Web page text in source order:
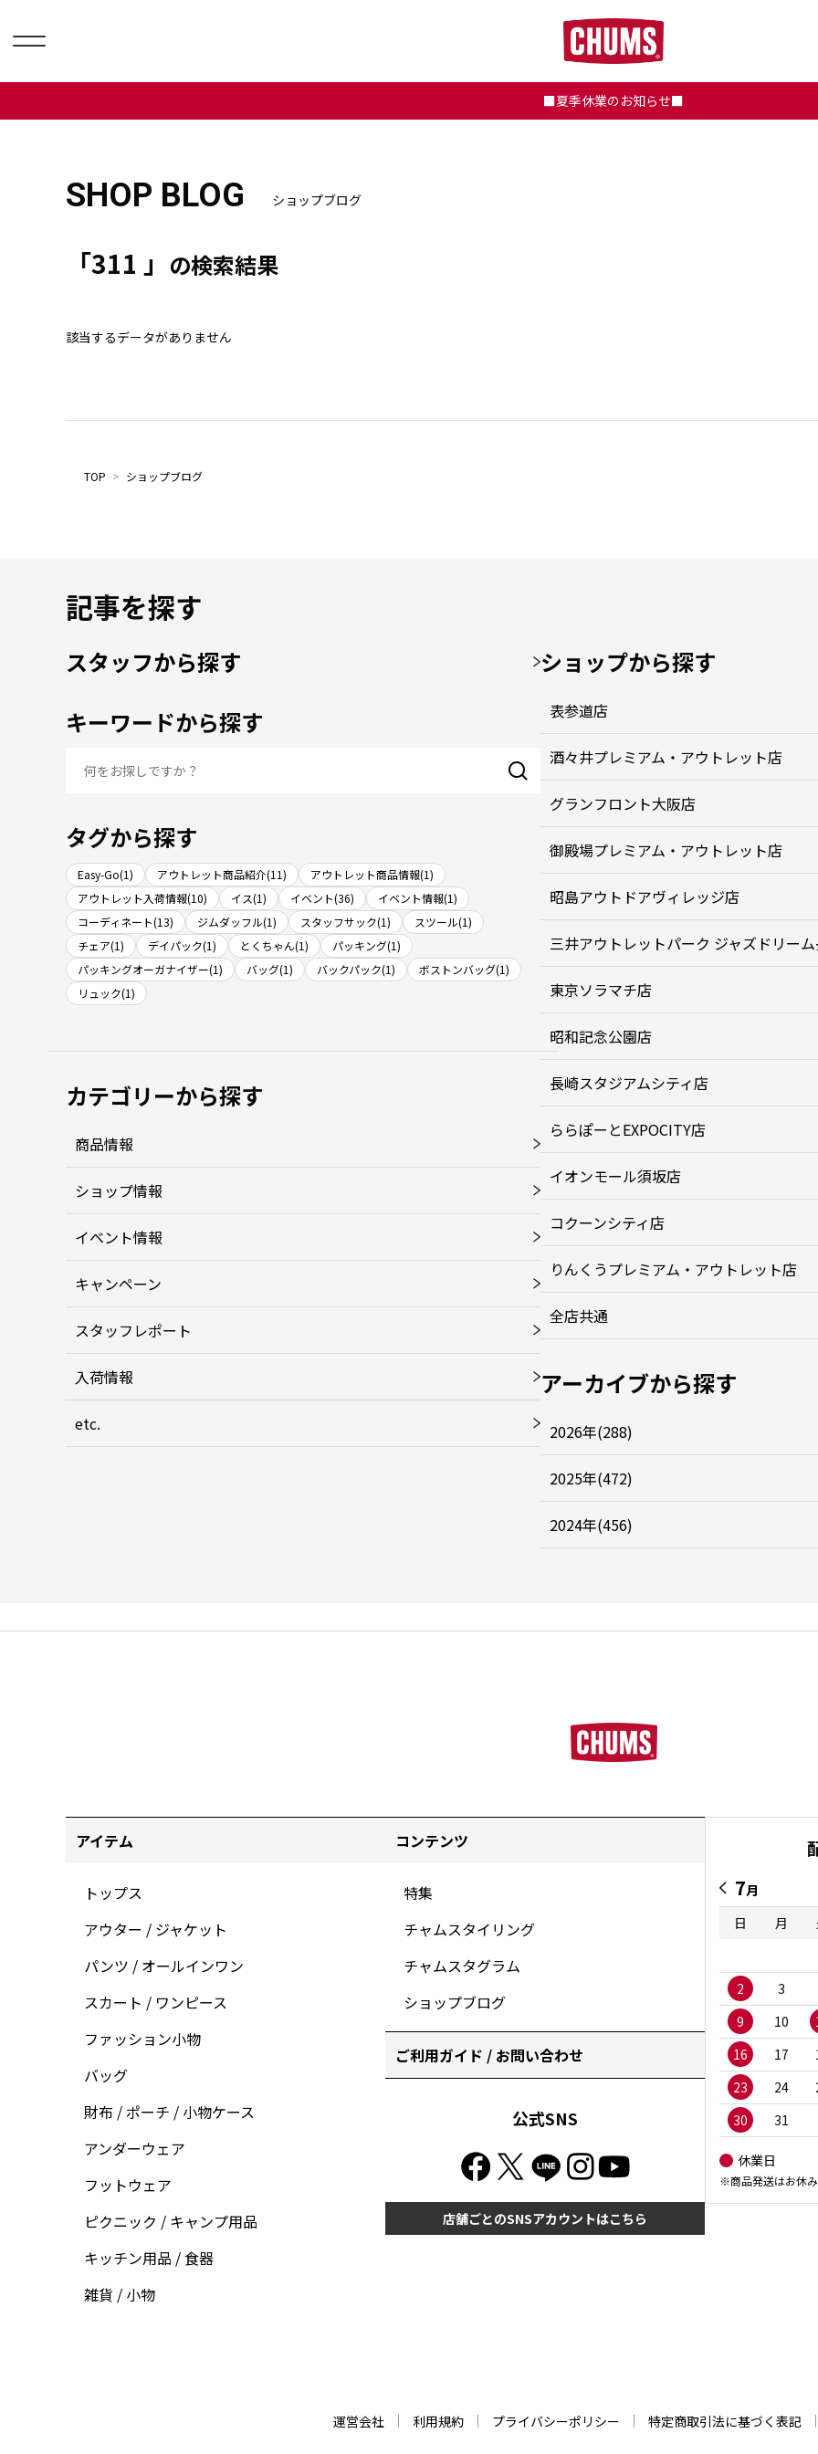
■夏季休業のお知らせ■
SHOP BLOG ショップブログ
「311 」 の検索結果
該当するデータがありません
TOP > ショップブログ
記事を探す
スタッフから探す
キーワードから探す
タグから探す
Easy-Go(1) アウトレット商品紹介(11)
アウトレット商品情報(1)
アウトレット入荷情報(10)
イス(1) イベント(36)
イベント情報(1)
コーディネート(13)
ジムダッフル(1) スタッフサック(1)
スツール(1)
チェア(1)
デイパック(1) とくちゃん(1)
パッキング(1)
パッキングオーガナイザー(1)
バッグ(1) バックパック(1)
ボストンバッグ(1)
リュック(1)
カテゴリーから探す
商品情報
ショップ情報
イベント情報
キャンペーン
スタッフレポート
入荷情報
etc.
ショップから探す
表参道店
酒々井プレミアム・アウトレット店
グランフロント大阪店
御殿場プレミアム・アウトレット店
昭島アウトドアヴィレッジ店
三井アウトレットパーク ジャズドリー
東京ソラマチ店
昭和記念公園店
長崎スタジアムシティ店
ららぽーとEXPOCITY店
イオンモール須坂店
コクーンシティ店
りんくうプレミアム・アウトレット店
全店共通
アーカイブから探す
2026年(288)
2025年(472)
2024年(456)
アイテム
トップス
アウター / ジャケット
パンツ / オールインワン
スカート / ワンピース
ファッション小物
バッグ
財布 / ポーチ / 小物ケース
アンダーウェア
フットウェア
ピクニック / キャンプ用品
キッチン用品 / 食器
雑貨 / 小物
コンテンツ
特集
チャムスタイリング
チャムスタグラム
ショップブログ
ご利用ガイド / お問い合わせ
公式SNS
店舗ごとのSNSアカウントはこちら
7月
日
月
2
3
9
10
16
17
23
24
30
31
休業日
※商品発送はお休
運営会社 利用規約 プライバシーポリシー 特定商取引法に基づく表記